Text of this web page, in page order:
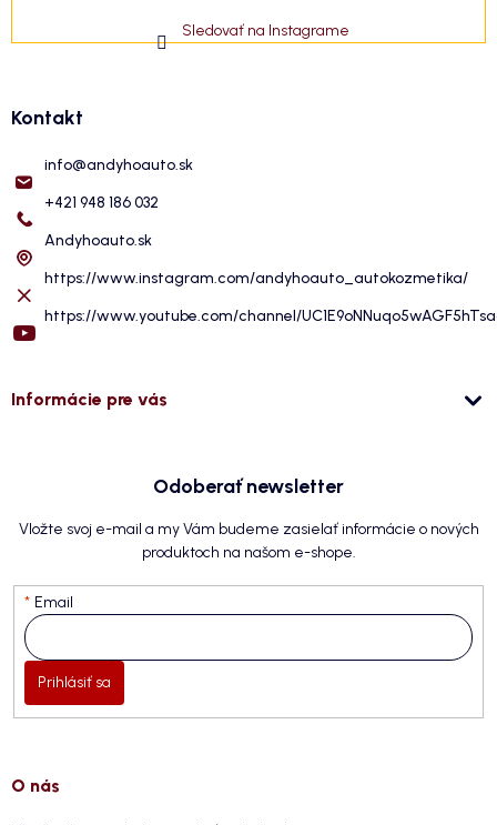
Sledovať na Instagrame
Kontakt
info@andyhoauto.sk
+421 948 186 032
Andyhoauto.sk
https://www.instagram.com/andyhoauto_autokozmetika/
https://www.youtube.com/channel/
Informácie pre vás
Odoberať newsletter
Vložte svoj e-mail a my Vám budeme zasielať informácie o nových
produktoch na našom e-shope.
Email
Prihlásiť sa
O nás